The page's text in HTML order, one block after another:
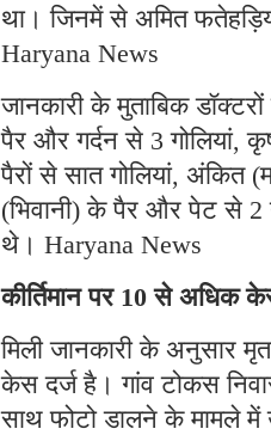
था। जिनमें से अमित
Haryana News
जानकारी के मुताबिक
पैर और गर्दन से 3 गोलियां,
पैरों से सात गोलियां, अंकित
(भिवानी) के पैर और पेट से 2
थे। Haryana News
कीर्तिमान पर 10 से अधिक
मिली जानकारी के अनुसार
केस दर्ज है। गांव टोकस
साथ फोटो डालने के मामले में